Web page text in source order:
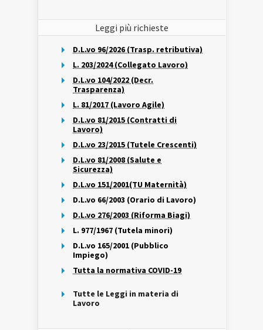
Leggi più richieste
D.L.vo 96/2026 (Trasp. retributiva)
L. 203/2024 (Collegato Lavoro)
D.L.vo 104/2022 (Decr.
Trasparenza)
L. 81/2017 (Lavoro Agile)
D.L.vo 81/2015 (Contratti di
Lavoro)
D.L.vo 23/2015 (Tutele Crescenti)
D.L.vo 81/2008 (Salute e
Sicurezza)
D.L.vo 151/2001(TU Maternità)
D.L.vo 66/2003 (Orario di Lavoro)
D.L.vo 276/2003 (Riforma Biagi)
L. 977/1967 (Tutela minori)
D.L.vo 165/2001 (Pubblico
Impiego)
Tutta la normativa COVID-19
Tutte le Leggi in materia di
Lavoro